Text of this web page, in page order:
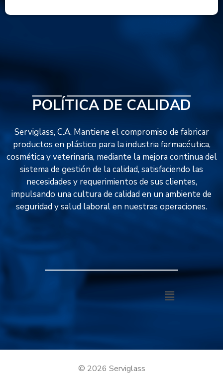
POLÍTICA DE CALIDAD
Serviglass, C.A. Mantiene el compromiso de fabricar
productos en plástico para la industria farmacéutica,
cosmética y veterinaria, mediante la mejora continua del
sistema de gestión de la calidad, satisfaciendo las
necesidades y requerimientos de sus clientes,
impulsando una cultura de calidad en un ambiente de
seguridad y salud laboral en nuestras operaciones.
© 2026 Serviglass